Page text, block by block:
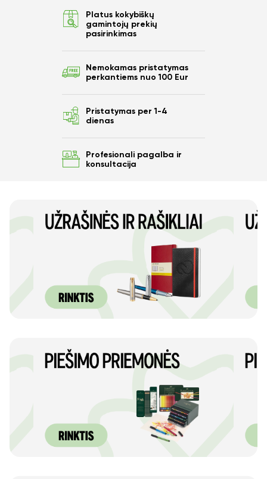
Platus kokybiškų
gamintojų prekių
pasirinkimas
Nemokamas pristatymas
perkantiems nuo 100 Eur
Pristatymas per 1-4
dienas
Profesionali pagalba ir
konsultacija